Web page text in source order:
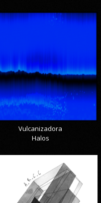
Vulcanizadora
Halos